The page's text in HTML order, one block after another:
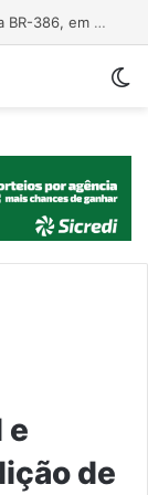
Motociclista morre após colisão traseira na BR-386, em Triunfo
e
de